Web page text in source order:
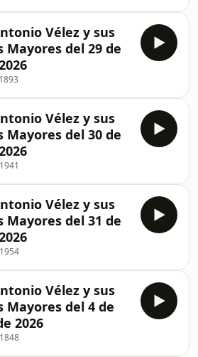
Vélez y sus
Mayores del 29 de
1893
Vélez y sus
Mayores del 30 de
1941
Vélez y sus
Mayores del 31 de
1954
Vélez y sus
Mayores del 4 de
2026
1848